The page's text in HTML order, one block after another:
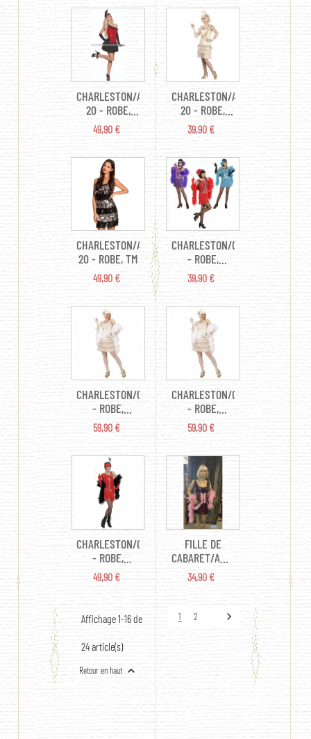
CHARLESTON/ANNEES
20 - ROBE,
COIFFE TU
PRIX
49,90 €
CHARLESTON/ANNEES
20 - ROBE,
GANT,
COIFFURE TL
PRIX
39,90 €
CHARLESTON/ANNEES
20 - ROBE, TM
PRIX
49,90 €
CHARLESTON/CABARET
- ROBE,
BANDEAU
AVEC PLUME
AU CHOIX)
PRIX
39,90 €
CHARLESTON/CABARET
- ROBE,
CHAPEAU,
GANTS, PORTE
PRIX
59,90 €
CHARLESTON/CABARET
- ROBE,
CHAPEAU,
GANTS, PORTE
PRIX
59,90 €
CHARLESTON/CABARET
- ROBE,
COIFFE TS
PRIX
49,90 €
FILLE DE
CABARET/ANNEES
20 - ROBE XS
PRIX
34,90 €
Affichage 1-16 de
24 article(s)
1 2 
Retour en haut 